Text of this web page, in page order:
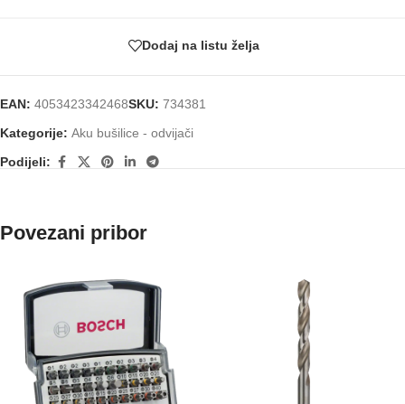
Dodaj na listu želja
EAN: 4053423342468SKU: 734381
Kategorije: Aku bušilice - odvijači
Podijeli:
Povezani pribor